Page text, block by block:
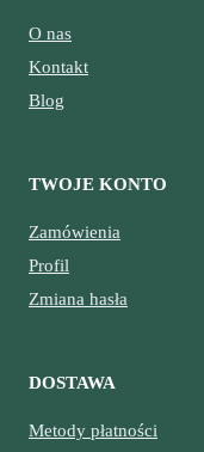
O nas
Kontakt
Blog
TWOJE KONTO
Zamówienia
Profil
Zmiana hasła
DOSTAWA
Metody płatności